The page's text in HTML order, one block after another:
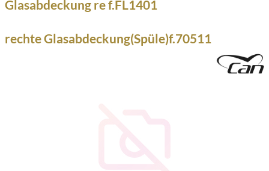
Glasabdeckung re f.FL1401
rechte Glasabdeckung(Spüle)f.70511